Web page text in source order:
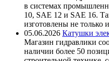
в системах
10, SAE 12 и SAE 16.
изготовлены не только
05.06.2026 Катушки
Магазин гидравлики
наличии более 50